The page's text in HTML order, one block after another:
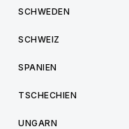
SCHWEDEN
SCHWEIZ
SPANIEN
TSCHECHIEN
UNGARN